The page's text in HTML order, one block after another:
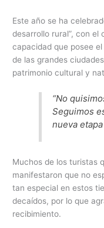
Este año se ha
desarrollo rural”, con el
capacidad que posee
de las grandes
patrimonio cultural y
“No
Seguimos
nueva
Muchos de los turistas
manifestaron que no
tan especial en estos
decaídos, por lo que
recibimiento.